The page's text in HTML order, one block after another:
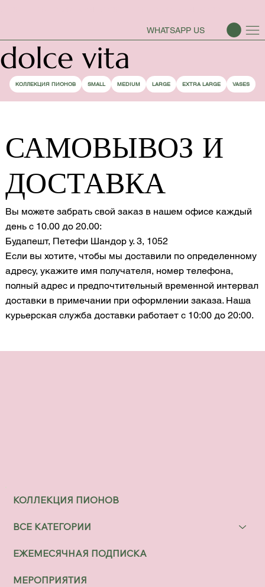
WHATSAPP US
dolce vita
КОЛЛЕКЦИЯ ПИОНОВ SMALL MEDIUM LARGE EXTRA LARGE VASES
САМОВЫВОЗ И
ДОСТАВКА
Вы можете забрать свой заказ в нашем офисе каждый
день с 10.00 до 20.00:
Будапешт, Петефи Шандор у. 3, 1052
Если вы хотите, чтобы мы доставили по определенному
адресу, укажите имя получателя, номер телефона,
полный адрес и предпочтительный временной интервал
доставки в примечании при оформлении заказа. Наша
курьерская служба доставки работает с 10:00 до 20:00.
КОЛЛЕКЦИЯ ПИОНОВ
ВСЕ КАТЕГОРИИ
ЕЖЕМЕСЯЧНАЯ ПОДПИСКА
МЕРОПРИЯТИЯ